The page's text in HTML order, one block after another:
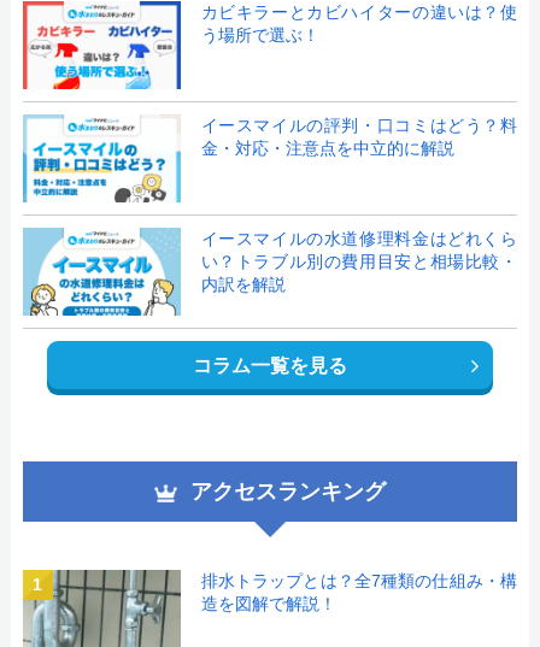
カビキラーとカビハイターの違いは？使
う場所で選ぶ！
イースマイルの評判・口コミはどう？料
金・対応・注意点を中立的に解説
イースマイルの水道修理料金はどれくら
い？トラブル別の費用目安と相場比較・
内訳を解説
コラム一覧を見る
アクセスランキング
1
排水トラップとは？全7種類の仕組み・構
造を図解で解説！